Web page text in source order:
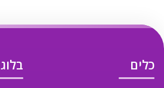
כלים בלוג